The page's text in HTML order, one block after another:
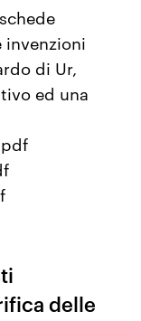
di Ur,
ed una
delle